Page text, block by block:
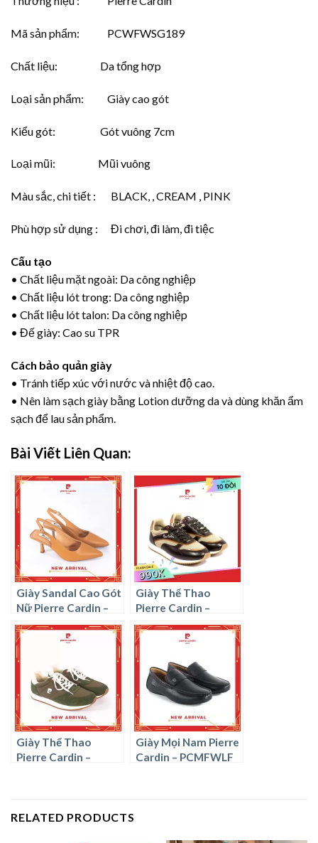
Mã sản phẩm: PCWFWSG189
Chất liệu: Da tổng hợp
Loại sản phẩm: Giày cao gót
Kiểu gót: Gót vuông 7cm
Loại mũi: Mũi vuông
Màu sắc, chi tiết : BLACK, , CREAM , PINK
Phù hợp sử dụng : Đi chơi, đi làm, đi tiệc
Cấu tạo
• Chất liệu mặt ngoài: Da công nghiệp
• Chất liệu lót trong: Da công nghiệp
• Chất liệu lót talon: Da công nghiệp
• Đế giày: Cao su TPR
Cách bảo quản giày
• Tránh tiếp xúc với nước và nhiệt độ cao.
• Nên làm sạch giày bằng Lotion dưỡng da và dùng khăn ẩm
sạch để lau sản phẩm.
Bài Viết Liên Quan:
Giày Sandal Cao Gót
Nữ Pierre Cardin –
PCWFWSG 218
Giày Thể Thao
Pierre Cardin –
PCMFWLG 906
Giày Thể Thao
Pierre Cardin –
Giày Mọi Nam Pierre
Cardin – PCMFWLF
RELATED PRODUCTS